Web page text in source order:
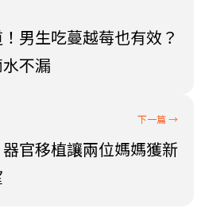
男生吃蔓越莓也有效？
不漏
官移植讓兩位媽媽獲新